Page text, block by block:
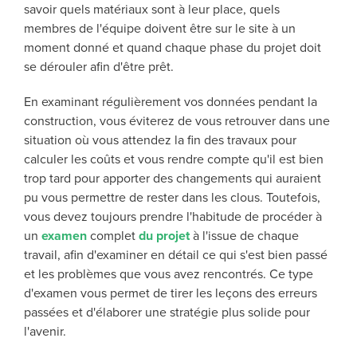
savoir quels matériaux sont à leur place, quels
membres de l'équipe doivent être sur le site à un
moment donné et quand chaque phase du projet doit
se dérouler afin d'être prêt.
En examinant régulièrement vos données pendant la
construction, vous éviterez de vous retrouver dans une
situation où vous attendez la fin des travaux pour
calculer les coûts et vous rendre compte qu'il est bien
trop tard pour apporter des changements qui auraient
pu vous permettre de rester dans les clous. Toutefois,
vous devez toujours prendre l'habitude de procéder à
un examen complet du projetà l'issue de chaque
travail, afin d'examiner en détail ce qui s'est bien passé
et les problèmes que vous avez rencontrés. Ce type
d'examen vous permet de tirer les leçons des erreurs
passées et d'élaborer une stratégie plus solide pour
l'avenir.